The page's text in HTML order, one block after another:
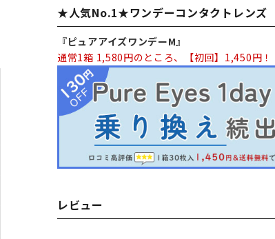
★人気No.1★ワンデーコンタクトレンズ
『ピュアアイズワンデーM』
通常1箱 1,580円のところ、【初回】1,450円！
レビュー